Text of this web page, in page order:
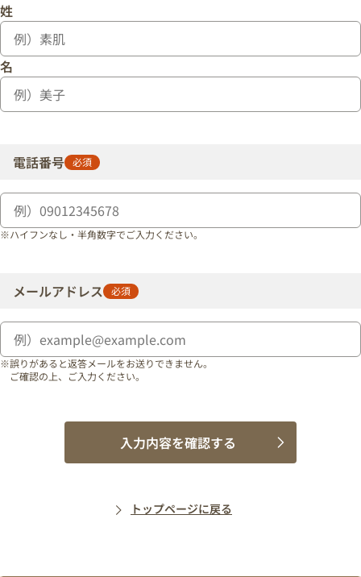
姓
名
電話番号 必須
※ハイフンなし・半角数字でご入力ください。
メールアドレス 必須
※誤りがあると返答メールをお送りできません。
ご確認の上、ご入力ください。
入力内容を確認する
トップページに戻る